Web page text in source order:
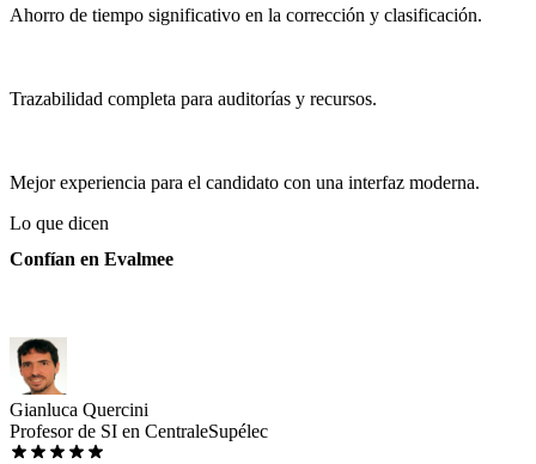
Ahorro de tiempo significativo en la corrección y clasificación.
Trazabilidad completa para auditorías y recursos.
Mejor experiencia para el candidato con una interfaz moderna.
Lo que dicen
Confían en Evalmee
Gianluca Quercini
Profesor de SI en CentraleSupélec